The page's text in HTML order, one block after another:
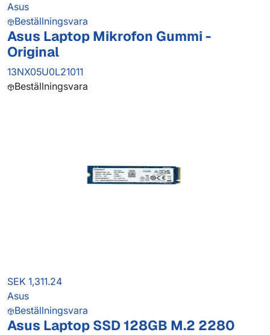
Asus
Beställningsvara
Asus Laptop Mikrofon Gummi -
Original
13NX05U0L21011
Beställningsvara
SEK 1,311.24
Asus
Beställningsvara
Asus Laptop SSD 128GB M.2 2280